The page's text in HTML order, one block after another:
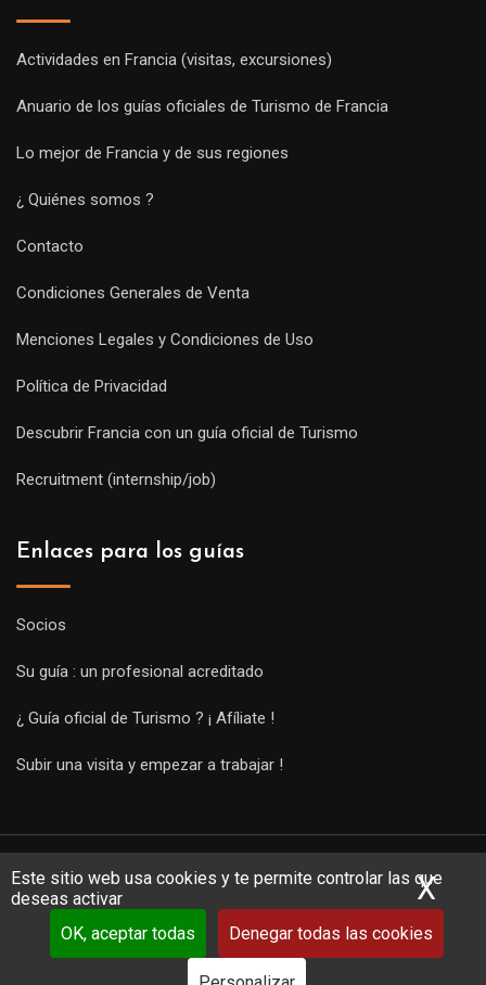
Este sitio web usa cookies y te permite controlar las que
deseas activar
OK, aceptar todas
Denegar todas las cookies
X
Actividades en Francia (visitas, excursiones)
Anuario de los guías oficiales de Turismo de Francia
Lo mejor de Francia y de sus regiones
¿ Quiénes somos ?
Contacto
Condiciones Generales de Venta
Menciones Legales y Condiciones de Uso
Política de Privacidad
Descubrir Francia con un guía oficial de Turismo
Recruitment (internship/job)
Enlaces para los guías
Socios
Su guía : un profesional acreditado
¿ Guía oficial de Turismo ? ¡ Afíliate !
Subir una visita y empezar a trabajar !
Copyright Guides 2021. Tous droits réservés.
Développement
web sur mesurepar iSoluce